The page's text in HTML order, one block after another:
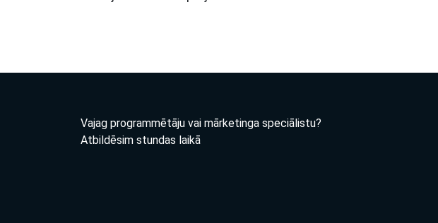
Vajag programmētāju vai mārketinga speciālistu?
Atbildēsim stundas laikā